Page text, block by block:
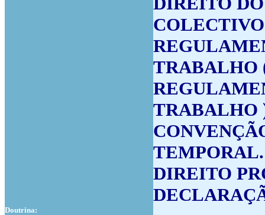
TRABALHO
TRABALHO
TEMPORAL.
DIREITO
Doutrina: